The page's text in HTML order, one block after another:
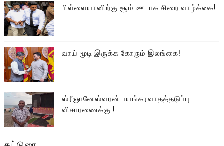
பிள்ளையானிற்கு சூம் ஊடாக சிறை வாழ்க்கை!
வாய் மூடி இருக்க கோரும் இலங்கை!
ஸ்ரீஞானேஸ்வரன் பயங்கரவாதத்தடுப்பு
விசாரணைக்கு !